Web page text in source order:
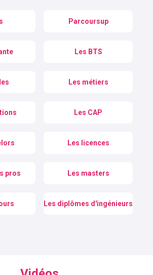
Parcoursup
Les BTS
Les métiers
Les CAP
Les licences
pros Les masters
Les diplômes d'ingénieurs